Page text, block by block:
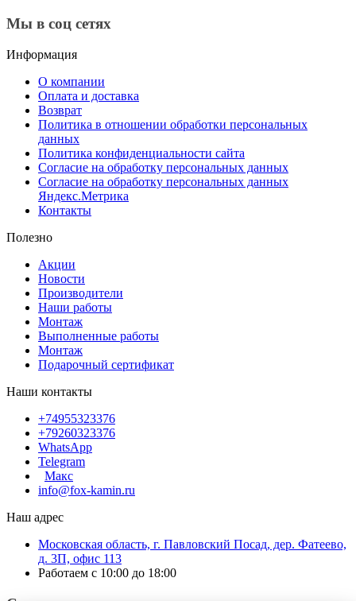
Мы в соц сетях
Информация
О компании
Оплата и доставка
Возврат
Политика в отношении обработки персональных
данных
Политика конфиденциальности сайта
Согласие на обработку персональных данных
Согласие на обработку персональных данных
Яндекс.Метрика
Контакты
Полезно
Акции
Новости
Производители
Наши работы
Монтаж
Выполненные работы
Монтаж
Подарочный сертификат
Наши контакты
+74955323376
+79260323376
WhatsApp
Telegram
Макс
info@fox-kamin.ru
Наш адрес
Московская область, г. Павловский Посад, дер. Фатеево,
д. 3П, офис 113
Работаем с 10:00 до 18:00